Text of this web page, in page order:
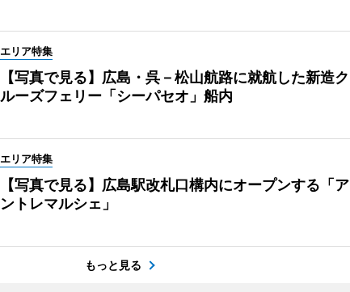
エリア特集
【写真で見る】広島・呉－松山航路に就航した新造ク
ルーズフェリー「シーパセオ」船内
エリア特集
【写真で見る】広島駅改札口構内にオープンする「ア
ントレマルシェ」
もっと見る